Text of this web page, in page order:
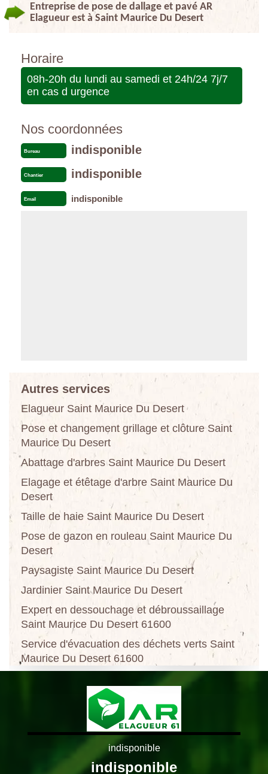
Entreprise de pose de dallage et pavé AR
Elagueur est à Saint Maurice Du Desert
Horaire
08h-20h du lundi au samedi et 24h/24 7j/7
en cas d urgence
Nos coordonnées
Bureau indisponible
Chantier indisponible
Email indisponible
Autres services
Elagueur Saint Maurice Du Desert
Pose et changement grillage et clôture Saint
Maurice Du Desert
Abattage d'arbres Saint Maurice Du Desert
Elagage et étêtage d'arbre Saint Maurice Du
Desert
Taille de haie Saint Maurice Du Desert
Pose de gazon en rouleau Saint Maurice Du
Desert
Paysagiste Saint Maurice Du Desert
Jardinier Saint Maurice Du Desert
Expert en dessouchage et débroussaillage
Saint Maurice Du Desert 61600
Service d'évacuation des déchets verts Saint
Maurice Du Desert 61600
indisponible
indisponible